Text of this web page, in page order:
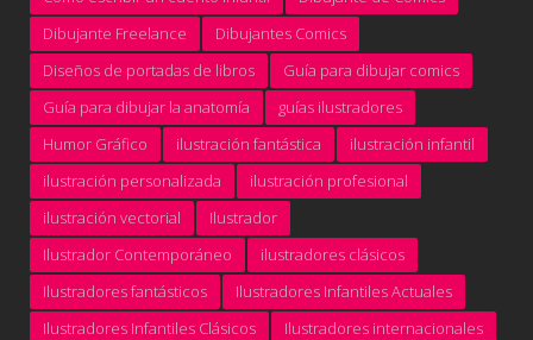
Dibujante Freelance
Dibujantes Comics
Diseños de portadas de libros
Guía para dibujar comics
Guía para dibujar la anatomía
guías ilustradores
Humor Gráfico
ilustración fantástica
ilustración infantil
ilustración personalizada
ilustración profesional
ilustración vectorial
Ilustrador
Ilustrador Contemporáneo
ilustradores clásicos
Ilustradores fantásticos
Ilustradores Infantiles Actuales
Ilustradores Infantiles Clásicos
Ilustradores internacionales